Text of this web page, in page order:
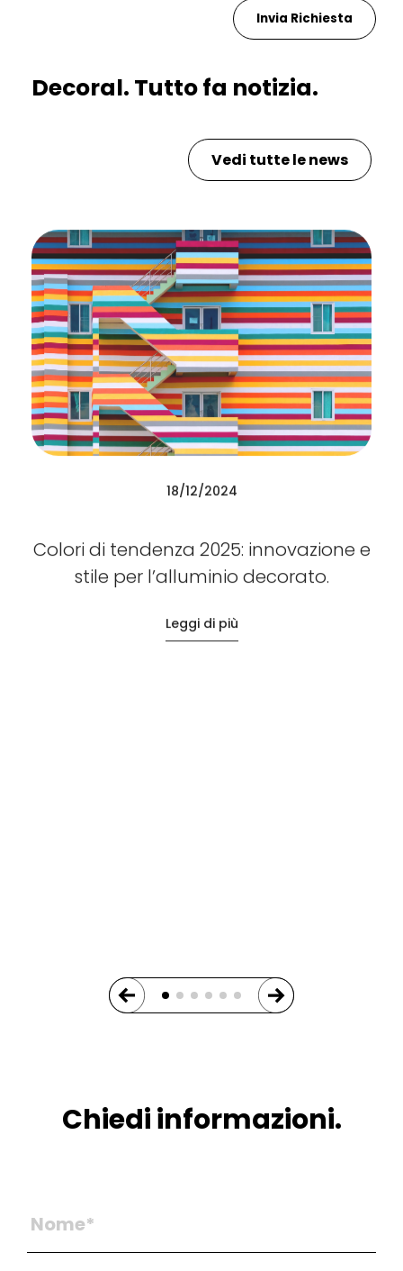
Decoral. Tutto fa notizia.
Vedi tutte le news
18/12/2024
Colori di tendenza 2025: innovazione e
stile per l’alluminio decorato.
Leggi di più
Chiedi informazioni.